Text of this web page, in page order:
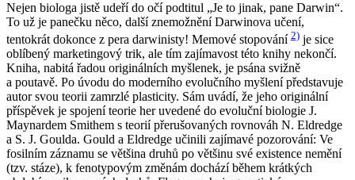
Nejen biologa jistě udeří do očí podtitul „Je to jinak, pane Darwin“.
To už je panečku něco, další znemožnění Darwinova učení,
tentokrát dokonce z pera darwinisty! Memové stopování 2) je sice
oblíbený marketingový trik, ale tím zajímavost této knihy nekončí.
Kniha, nabitá řadou originálních myšlenek, je psána svižně
a poutavě. Po úvodu do moderního evolučního myšlení představuje
autor svou teorii zamrzlé plasticity. Sám uvádí, že jeho originální
příspěvek je spojení teorie her uvedené do evoluční biologie J.
Maynardem Smithem s teorií přerušovaných rovnováh N. Eldredge
a S. J. Goulda. Gould a Eldredge učinili zajímavé pozorování: Ve
fosilním záznamu se většina druhů po většinu své existence nemění
(tzv. stáze), k fenotypovým změnám dochází během krátkých